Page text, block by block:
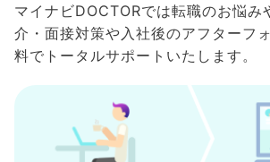
マイナビDOCTORでは転職のお悩み
介・面接対策や入社後のアフターフ
料でトータルサポートいたします。